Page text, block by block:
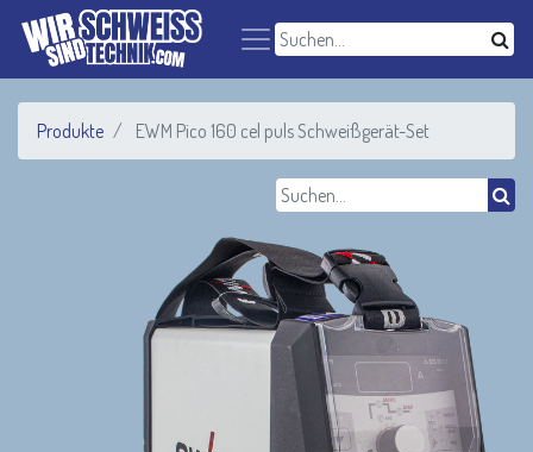
Produkte EWM Pico 160 cel puls Schweißgerät-Set